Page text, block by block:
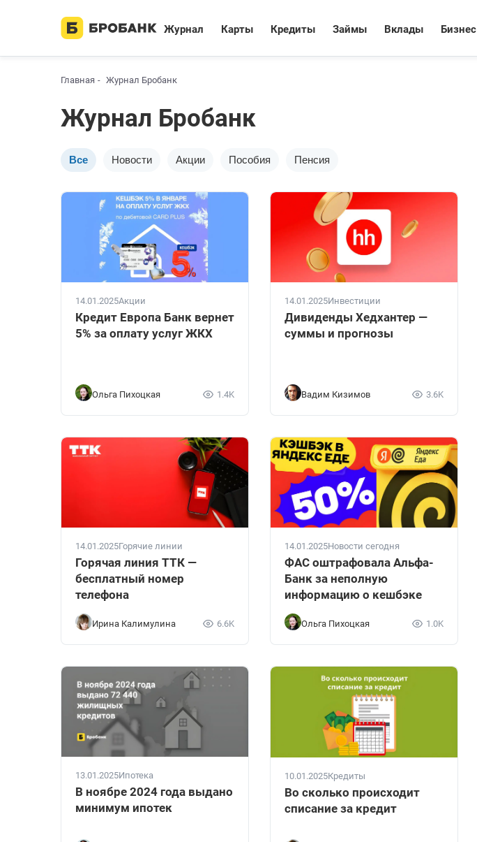
Журнал Карты Кредиты Займы Вклады Бизнес
Главная Журнал Бробанк
Журнал Бробанк
Все Новости Акции Пособия Пенсия
14.01.2025Акции
Кредит Европа Банк вернет
5% за оплату услуг ЖКХ
Ольга Пихоцкая 1.4K
14.01.2025Инвестиции
Дивиденды Хедхантер —
суммы и прогнозы
Вадим Кизимов 3.6K
14.01.2025Горячие линии
Горячая линия ТТК —
бесплатный номер
телефона
Ирина Калимулина 6.6K
14.01.2025Новости сегодня
ФАС оштрафовала Альфа-
Банк за неполную
информацию о кешбэке
Ольга Пихоцкая 1.0K
13.01.2025Ипотека
В ноябре 2024 года выдано
минимум ипотек
10.01.2025Кредиты
Во сколько происходит
списание за кредит